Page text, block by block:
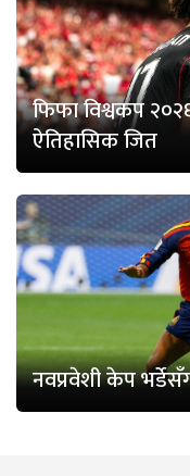
फिफा विश्वकप
ऐतिहासिक जित
नवप्रवेशी केप